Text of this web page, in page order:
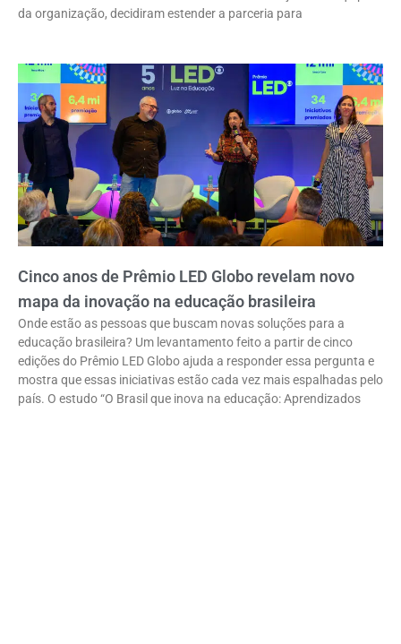
da organização, decidiram estender a parceria para
Cinco anos de Prêmio LED Globo revelam novo
mapa da inovação na educação brasileira
Onde estão as pessoas que buscam novas soluções para a
educação brasileira? Um levantamento feito a partir de cinco
edições do Prêmio LED Globo ajuda a responder essa pergunta e
mostra que essas iniciativas estão cada vez mais espalhadas pelo
país. O estudo “O Brasil que inova na educação: Aprendizados